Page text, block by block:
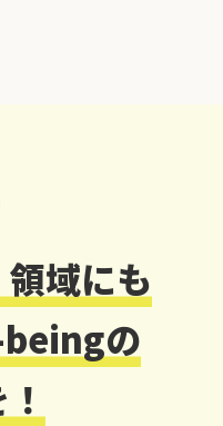
領域にも
の